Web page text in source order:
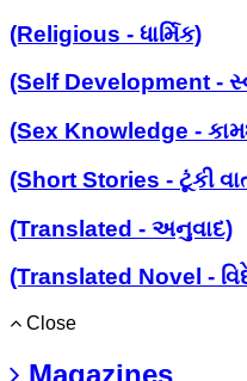
(Religious - ધાર્મિક)
(Self Development -
(Sex Knowledge -
(Short Stories - ટૂંકી
(Translated - અનુવાદ)
(Translated Novel -
Close
Magazines